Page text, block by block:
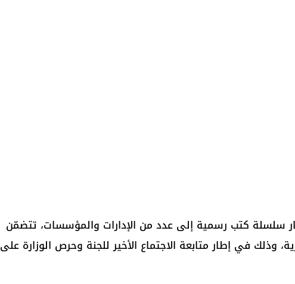
سلسلة كتب رسمية إلى عدد من الإدارات والمؤسسات، تتضمّن
وذلك في إطار متابعة الاجتماع الأخير للجنة وحرص الوزارة على